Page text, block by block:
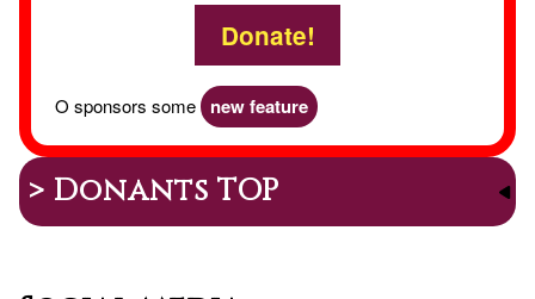
Donate!
O sponsors some new feature
> Donants TOP